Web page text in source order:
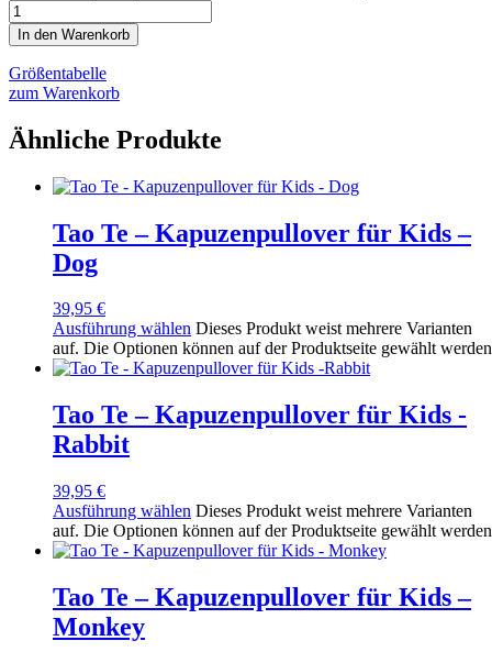
In den Warenkorb
Größentabelle
zum Warenkorb
Ähnliche Produkte
Tao Te – Kapuzenpullover für Kids –
Dog
39,95 €
Ausführung wählen Dieses Produkt weist mehrere Varianten
auf. Die Optionen können auf der Produktseite gewählt werden
Tao Te – Kapuzenpullover für Kids -
Rabbit
39,95 €
Ausführung wählen Dieses Produkt weist mehrere Varianten
auf. Die Optionen können auf der Produktseite gewählt werden
Tao Te – Kapuzenpullover für Kids –
Monkey